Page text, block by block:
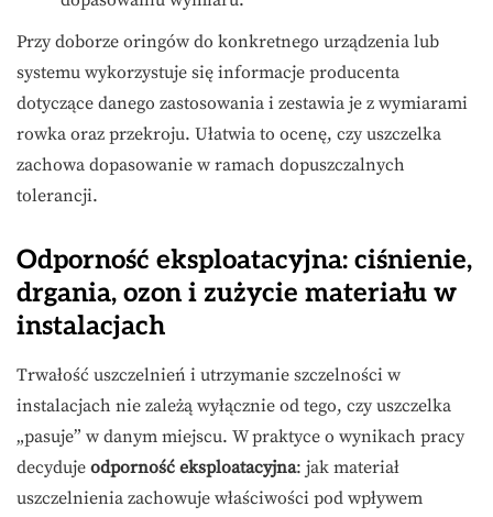
Przy doborze oringów do konkretnego urządzenia lub
systemu wykorzystuje się informacje producenta
dotyczące danego zastosowania i zestawia je z wymiarami
rowka oraz przekroju. Ułatwia to ocenę, czy uszczelka
zachowa dopasowanie w ramach dopuszczalnych
tolerancji.
Odporność eksploatacyjna: ciśnienie,
drgania, ozon i zużycie materiału w
instalacjach
Trwałość uszczelnień i utrzymanie szczelności w
instalacjach nie zależą wyłącznie od tego, czy uszczelka
„pasuje” w danym miejscu. W praktyce o wynikach pracy
decyduje odporność eksploatacyjna: jak materiał
uszczelnienia zachowuje właściwości pod wpływem